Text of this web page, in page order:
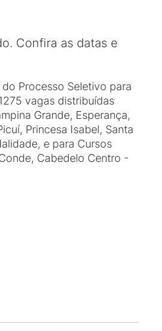
Confira as datas e
Processo Seletivo para
vagas distribuídas
Grande, Esperança,
Princesa Isabel, Santa
e para Cursos
Cabedelo Centro -